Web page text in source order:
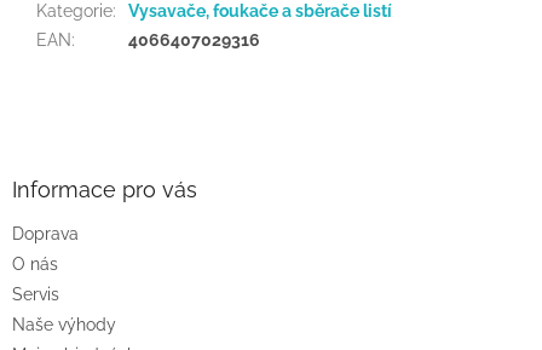
Kategorie:
Vysavače, foukače a sběrače listí
EAN: 4066407029316
Informace pro vás
Doprava
O nás
Servis
Naše výhody